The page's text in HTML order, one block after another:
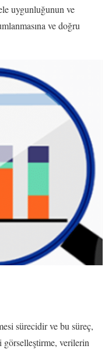
uygunluğunun ve
ve doğru
sürecidir ve bu süreç,
verilerin